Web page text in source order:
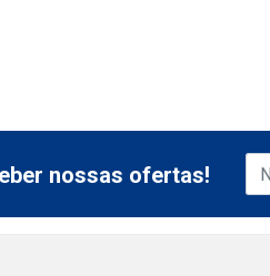
nossas ofertas!